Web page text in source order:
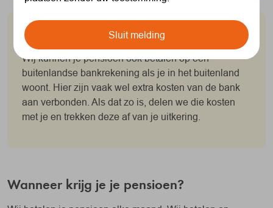
Betaling naar het buitenland
Wij kunnen je pensioen ook betalen op een
buitenlandse bankrekening als je in het buitenland
woont. Hier zijn vaak wel extra kosten van de bank
aan verbonden. Als dat zo is, delen we die kosten
met je en trekken deze af van je uitkering.
Wanneer krijg je je pensioen?
Sluit melding